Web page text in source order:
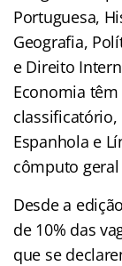
Portuguesa,
Geografia,
e Direito
Economia
classificatório,
Espanhola e
cômputo
Desde a
de 10% das
que se